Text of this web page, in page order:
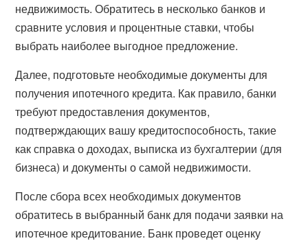
недвижимость. Обратитесь в несколько банков и
сравните условия и процентные ставки, чтобы
выбрать наиболее выгодное предложение.
Далее, подготовьте необходимые документы для
получения ипотечного кредита. Как правило, банки
требуют предоставления документов,
подтверждающих вашу кредитоспособность, такие
как справка о доходах, выписка из бухгалтерии (для
бизнеса) и документы о самой недвижимости.
После сбора всех необходимых документов
обратитесь в выбранный банк для подачи заявки на
ипотечное кредитование. Банк проведет оценку